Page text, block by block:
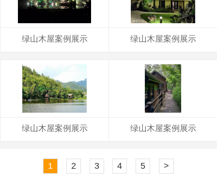
绿山木屋案例展示 绿山木屋案例展示
绿山木屋案例展示 绿山木屋案例展示
1 2 3 4 5 >